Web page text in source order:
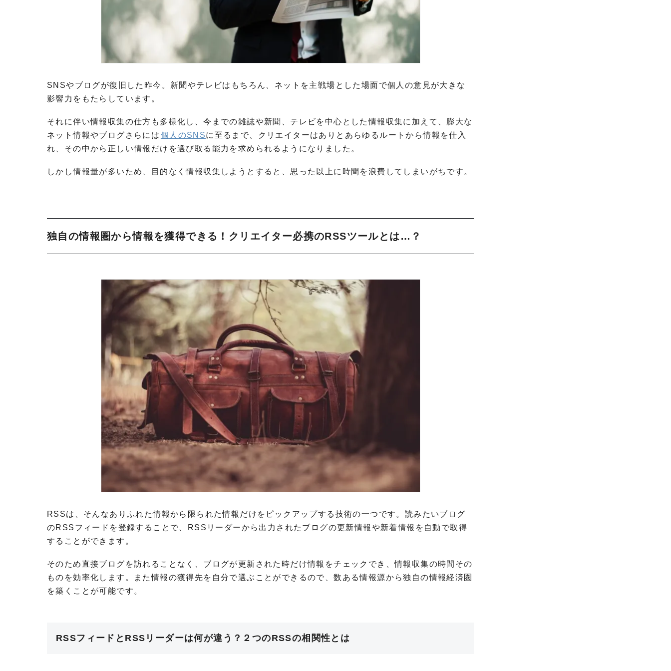
SNSやブログが復旧した昨今。新聞やテレビはもちろん、ネットを主戦場とした場面で個人の意見が大きな
影響力をもたらしています。
それに伴い情報収集の仕方も多様化し、今までの雑誌や新聞、テレビを中心とした情報収集に加えて、膨大な
ネット情報やブログさらには 個人のSNSに至るまで、クリエイターはありとあらゆるルートから情報を仕入
れ、その中から正しい情報だけを選び取る能力を求められるようになりました。
しかし情報量が多いため、目的なく情報収集しようとすると、思った以上に時間を浪費してしまいがちです。
独自の情報圏から情報を獲得できる！クリエイター必携のRSSツールとは…？
RSSは、そんなありふれた情報から限られた情報だけをピックアップする技術の一つです。読みたいブログ
のRSSフィードを登録することで、RSSリーダーから出力されたブログの更新情報や新着情報を自動で取得
することができます。
そのため直接ブログを訪れることなく、ブログが更新された時だけ情報をチェックでき、情報収集の時間その
ものを効率化します。また情報の獲得先を自分で選ぶことができるので、数ある情報源から独自の情報経済圏
を築くことが可能です。
RSSフィードとRSSリーダーは何が違う？２つのRSSの相関性とは